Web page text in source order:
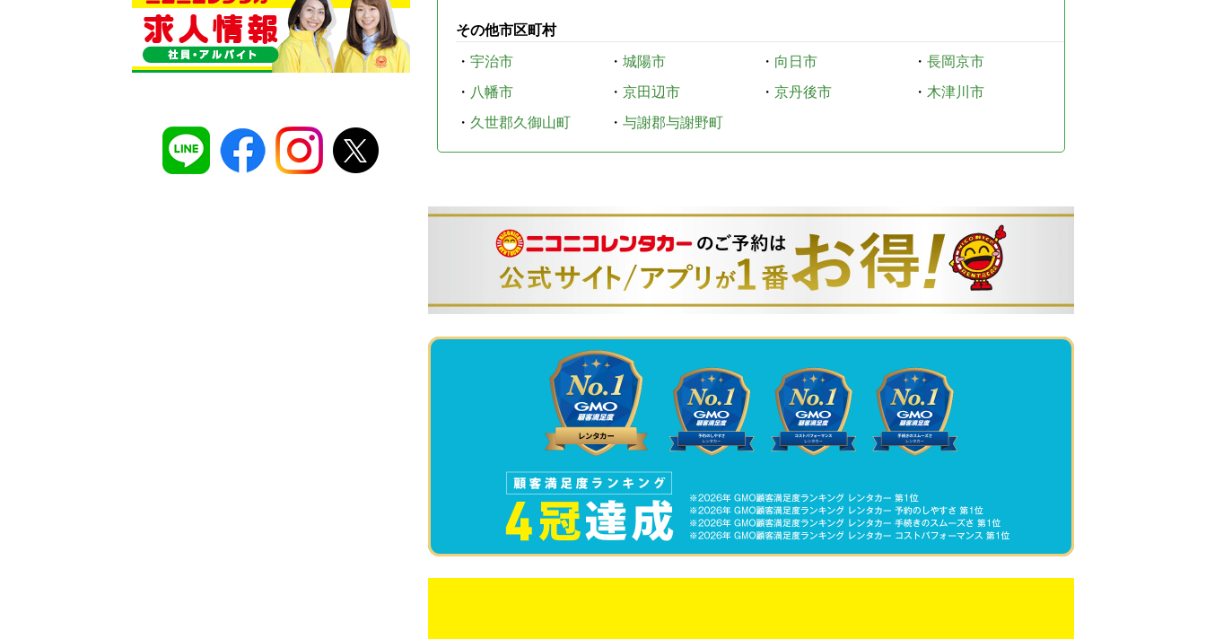
その他市区町村
・ 宇治市 ・ 城陽市 ・ 向日市 ・ 長岡京市
・ 八幡市 ・ 京田辺市 ・ 京丹後市 ・ 木津川市
・ 久世郡久御山町 ・ 与謝郡与謝野町